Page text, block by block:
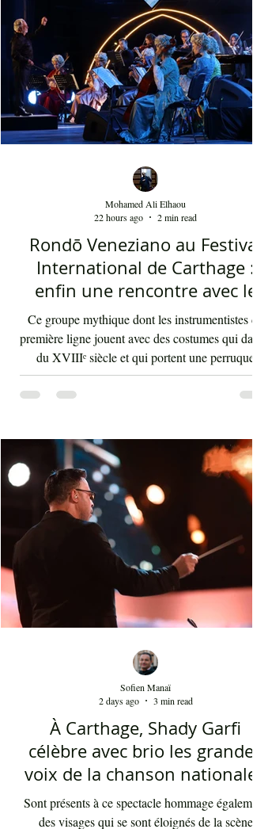
Rondō Veneziano au Festival
International de Carthage :
enfin une rencontre avec le
public tunisien
Ce groupe mythique dont les instrumentistes
du XVIIIᵉ siècle et qui portent une perruque
planches du festival de Carthage. Dans les
gradins, dans un temps d'été très humide, les
présents sont le plus souvent des
qui sont venus se rappeler des années 80 et
90 où la culture italienne dominait le paysage
télévisuel tunisien. Conduit par l'énergique
d'orch
Mohamed Ali Elhaou
22 hours ago
2 min read
À Carthage, Shady Garfi
célèbre avec brio les grandes
voix de la chanson nationale
Sofien Manaï
2 days ago
3 min read